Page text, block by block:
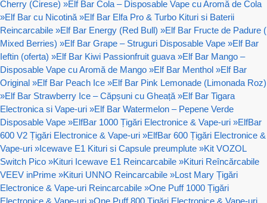
Cherry (Cirese) »Elf Bar Cola – Disposable Vape cu Aromă de Cola
»Elf Bar cu Nicotină »Elf Bar Elfa Pro & Turbo Kituri si Baterii
Reincarcabile »Elf Bar Energy (Red Bull) »Elf Bar Fructe de Padure (
Mixed Berries) »Elf Bar Grape – Struguri Disposable Vape »Elf Bar
Ieftin (oferta) »Elf Bar Kiwi Passionfruit guava »Elf Bar Mango –
Disposable Vape cu Aromă de Mango »Elf Bar Menthol »Elf Bar
Original »Elf Bar Peach Ice »Elf Bar Pink Lemonade (Limonada Roz)
»Elf Bar Strawberry Ice – Căpșuni cu Gheață »Elf Bar Tigara
Electronica si Vape-uri »Elf Bar Watermelon – Pepene Verde
Disposable Vape »ElfBar 1000 Țigări Electronice & Vape-uri »ElfBar
600 V2 Țigări Electronice & Vape-uri »ElfBar 600 Țigări Electronice &
Vape-uri »Icewave E1 Kituri si Capsule preumplute »Kit VOZOL
Switch Pico »Kituri Icewave E1 Reincarcabile »Kituri Reîncărcabile
VEEV inPrime »Kituri UNNO Reincarcabile »Lost Mary Țigări
Electronice & Vape-uri Reincarcabile »One Puff 1000 Țigări